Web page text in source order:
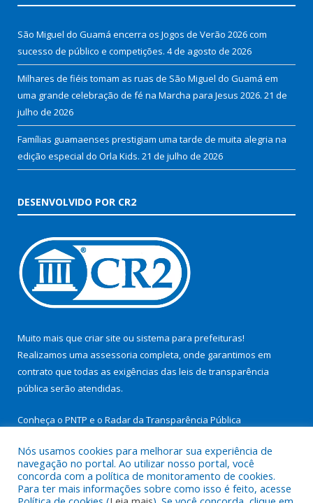
São Miguel do Guamá encerra os Jogos de Verão 2026 com
sucesso de público e competições. 4 de agosto de 2026
Milhares de fiéis tomam as ruas de São Miguel do Guamá em
uma grande celebração de fé na Marcha para Jesus 2026. 21 de
julho de 2026
Famílias guamaenses prestigiam uma tarde de muita alegria na
edição especial do Orla Kids. 21 de julho de 2026
DESENVOLVIDO POR CR2
Muito mais que criar site ou sistema para prefeituras!
Realizamos uma assessoria completa, onde garantimos em
contrato que todas as exigências das leis de transparência
pública serão atendidas.
Conheça o PNTP e o Radar da Transparência Pública
Todos os direitos reservados a Prefeitura Municipal de São
Nós usamos cookies para melhorar sua experiência de
navegação no portal. Ao utilizar nosso portal, você
concorda com a política de monitoramento de cookies.
Para ter mais informações sobre como isso é feito, acesse